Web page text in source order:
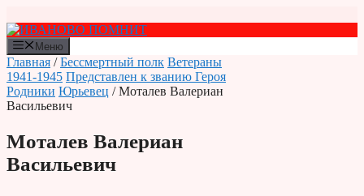
к
содержимому
Меню
Главная /Бессмертный полк Ветераны
1941-1945 Представлен к званию Героя
Родники Юрьевец / Моталев Валериан
Васильевич
Моталев Валериан
Васильевич